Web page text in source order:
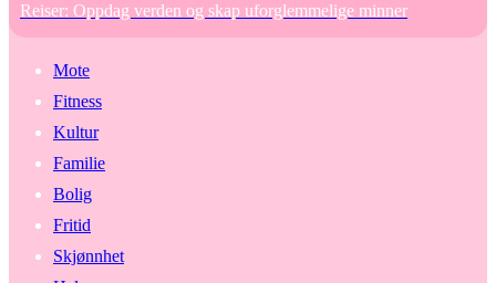
Reiser: Oppdag verden og skap uforglemmelige minner
Mote
Fitness
Kultur
Familie
Bolig
Fritid
Skjønnhet